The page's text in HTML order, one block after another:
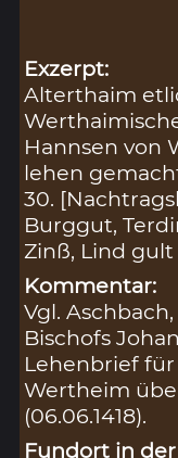
Exzerpt:
Alterthaim
Hannsen von
lehen
30.
Burggut,
Zinß, Lind
Kommentar:
Vgl.
Bischofs
Lehenbrief
Wertheim
(06.06.1418).
Fundort in